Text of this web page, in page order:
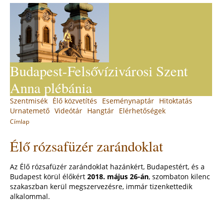
navigation
Budapest-Felsővízivárosi Szent
Anna plébánia
are
Címlap
to
top
Élő rózsafüzér zarándoklat
Az Élő rózsafüzér zarándoklat hazánkért, Budapestért, és a
Budapest körül élőkért 2018. május 26-án, szombaton kilenc
szakaszban kerül megszervezésre, immár tizenkettedik
alkalommal.
Back
to
top
Main
menu
Szentmisék Élő közvetítés Eseménynaptár Hitoktatás
Urnatemető Videótár Hangtár Elérhetőségek